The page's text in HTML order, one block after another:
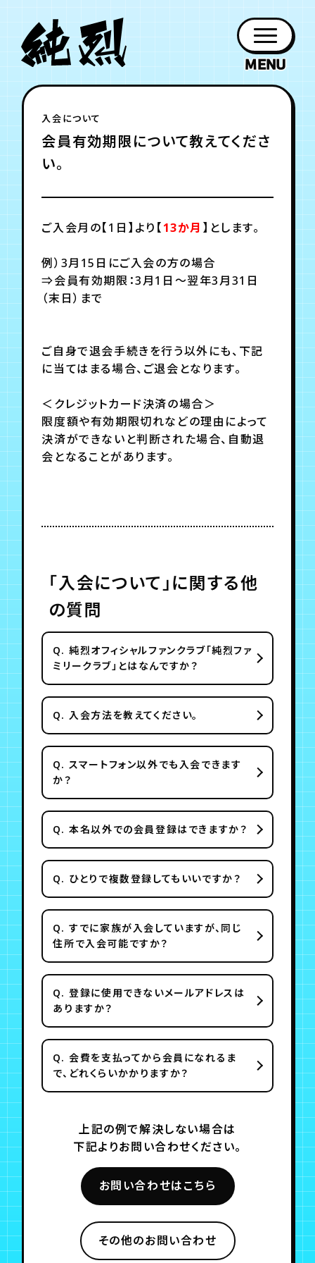
お知らせ
NEWS
日程
SCHEDULE
チケット
TICKET
紹介
PROFILE
作品
DISCOGRAPHY
日記
BLOG
グッズ
GOODS
ホーム
HOME
クラブ
年会員制ファンクラブ
会員登録 ログイン
チケット お知らせ
月会員制ファンクラブ
会員登録 ログイン
会員登録 ログイン
チケット お知らせ ムービー
月会員制ファンクラブ
入会について
会員有効期限について教えてくださ
い。
ご入会月の【1日】より【13か月 】とします。
例）3月15日にご入会の方の場合
⇒会員有効期限：3月1日～翌年3月31日
（末日）まで
ご自身で退会手続きを行う以外にも、下記
に当てはまる場合、ご退会となります。
＜クレジットカード決済の場合＞
限度額や有効期限切れなどの理由によって
決済ができないと判断された場合、自動退
会となることがあります。
「入会について」に関する他
の質問
Q. 純烈オフィシャルファンクラブ「純烈ファ
ミリークラブ」とはなんですか？
Q. 入会方法を教えてください。
Q. スマートフォン以外でも入会できます
か？
Q. 本名以外での会員登録はできますか？
Q. ひとりで複数登録してもいいですか？
Q. すでに家族が入会していますが、同じ
住所で入会可能ですか？
Q. 登録に使用できないメールアドレスは
ありますか？
Q. 会費を支払ってから会員になれるま
で、どれくらいかかりますか？
上記の例で解決しない場合は
下記よりお問い合わせください。
お問い合わせはこちら
その他のお問い合わせ